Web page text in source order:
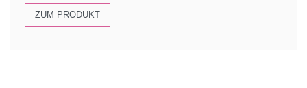
ZUM PRODUKT